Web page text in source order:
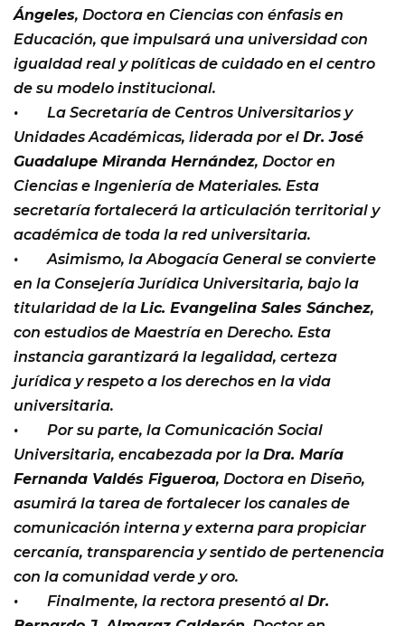
Ángeles, Doctora en Ciencias con énfasis en
Educación, que impulsará una universidad con
igualdad real y políticas de cuidado en el centro
de su modelo institucional.
• La Secretaría de Centros Universitarios y
Unidades Académicas, liderada por el Dr. José
Guadalupe Miranda Hernández, Doctor en
Ciencias e Ingeniería de Materiales. Esta
secretaría fortalecerá la articulación territorial y
académica de toda la red universitaria.
• Asimismo, la Abogacía General se convierte
en la Consejería Jurídica Universitaria, bajo la
titularidad de la Lic. Evangelina Sales Sánchez,
con estudios de Maestría en Derecho. Esta
instancia garantizará la legalidad, certeza
jurídica y respeto a los derechos en la vida
universitaria.
• Por su parte, la Comunicación Social
Universitaria, encabezada por la Dra. María
Fernanda Valdés Figueroa, Doctora en Diseño,
asumirá la tarea de fortalecer los canales de
comunicación interna y externa para propiciar
cercanía, transparencia y sentido de pertenencia
con la comunidad verde y oro.
• Finalmente, la rectora presentó al Dr.